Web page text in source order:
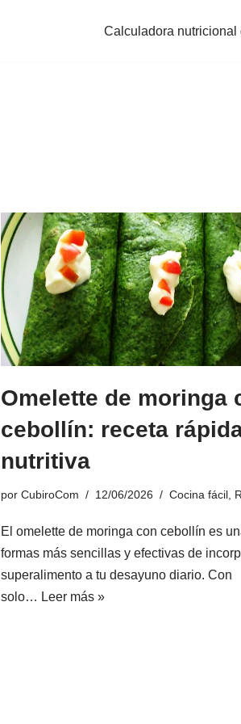
Calculadora nutricional
Omelette de moringa
cebollín: receta
nutritiva
por CubiroCom 12/06/2026 Cocina fácil
El omelette de moringa con cebollín es
formas más sencillas y efectivas de
superalimento a tu desayuno diario. Con
solo… Leer más »